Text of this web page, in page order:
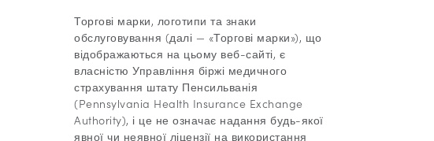
Торгові марки, логотипи та знаки
обслуговування (далі — «Торгові марки»), що
відображаються на цьому веб-сайті, є
власністю Управління біржі медичного
страхування штату Пенсильванія
(Pennsylvania Health Insurance Exchange
Authority), і це не означає надання будь-якої
явної чи неявної ліцензії на використання